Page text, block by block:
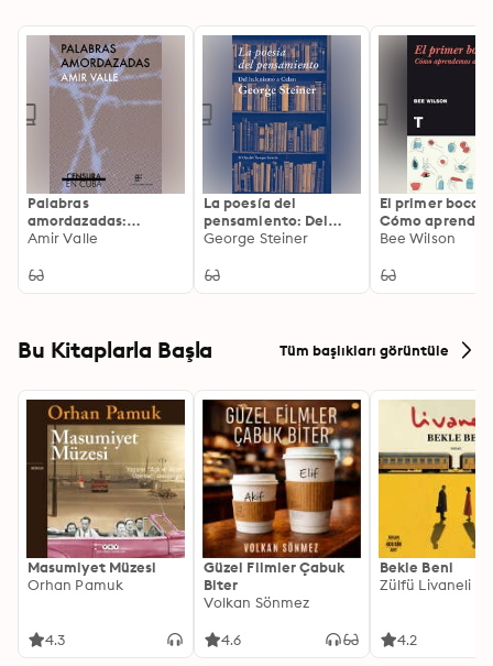
Palabras
amordazadas:
censura en Cuba
Amir Valle
La poesía del
pensamiento: Del
helenismo a Celan
George Steiner
El primer
Cómo
comer
Bee Wilson
Bu Kitaplarla Başla Tüm başlıkları görüntüle
Masumiyet Müzesi
Orhan Pamuk
4.3
Güzel Filmler Çabuk
Biter
Volkan Sönmez
4.6
Bekle Beni
Zülfü Livaneli
4.2